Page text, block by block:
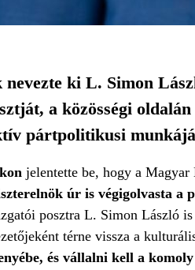
ki L. Simon
a közösségi oldalán
pártpolitikusi
jelentette be, hogy a
úr is végigolvasta a
posztra L. Simon László
térne vissza a
és vállalni kell a